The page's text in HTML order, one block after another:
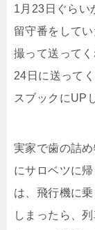
1月23日ぐらい
留守番をして
撮って送って
24日に送って
スブックにUP
実家で歯の詰
にサロベツに
は、飛行機に
しまったら、